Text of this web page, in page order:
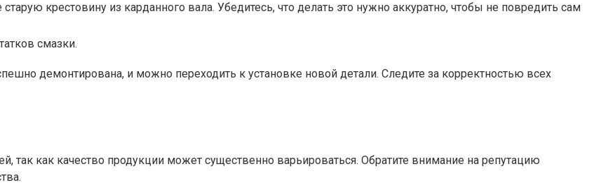
крестовину из карданного вала. Убедитесь, что делать это нужно аккуратно, чтобы не повредить сам
смазки.
демонтирована, и можно переходить к установке новой детали. Следите за корректностью всех
так как качество продукции может существенно варьироваться. Обратите внимание на репутацию